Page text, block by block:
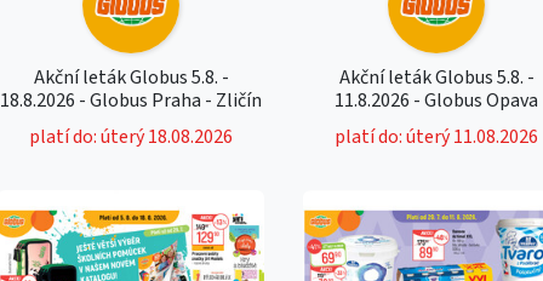
Akční leták Globus 5.8. -
18.8.2026 - Globus Praha - Zličín
platí do: úterý 18.08.2026
Akční leták Globus 5.8. -
11.8.2026 - Globus Opava
platí do: úterý 11.08.2026